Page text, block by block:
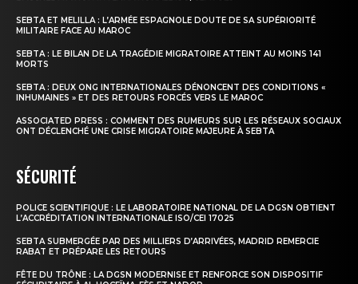
S'ABONNER MAINTENANT
Insight Publications
À propos
Formules d’abonnement
Mon compte
SEBTA ET MELILLA : L’ARMÉE ESPAGNOLE DOUTE DE SA SUPÉRIORITÉ
MILITAIRE FACE AU MAROC
SEBTA : LE BILAN DE LA TRAGÉDIE MIGRATOIRE ATTEINT AU MOINS 141
MORTS
SEBTA : DEUX ONG INTERNATIONALES DÉNONCENT DES CONDITIONS «
INHUMAINES » ET DES RETOURS FORCÉS VERS LE MAROC
ASSOCIATED PRESS : COMMENT DES RUMEURS SUR LES RÉSEAUX SOCIAUX
ONT DÉCLENCHÉ UNE CRISE MIGRATOIRE MAJEURE À SEBTA
SÉCURITÉ
POLICE SCIENTIFIQUE : LE LABORATOIRE NATIONAL DE LA DGSN OBTIENT
L’ACCRÉDITATION INTERNATIONALE ISO/CEI 17025
SEBTA SUBMERGÉE PAR DES MILLIERS D’ARRIVÉES, MADRID REMERCIE
RABAT ET PRÉPARE LES RETOURS
FÊTE DU TRÔNE : LA DGSN MODERNISE ET RENFORCE SON DISPOSITIF